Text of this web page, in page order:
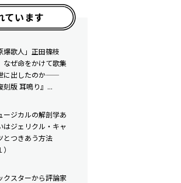
ています
爆歌人」正田篠枝
なぜ命をかけて歌集
に出したのか——
刻版 耳鳴り』...
ージカルの解剖学――あ
はジェリクル・キャ
とつきあう方法
）
クスターから評論家